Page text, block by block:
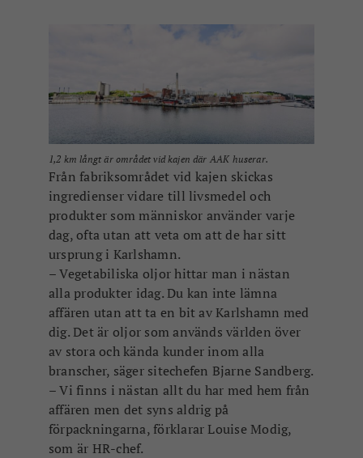
1,2 km långt är området vid kajen där AAK huserar.
Från fabriksområdet vid kajen skickas
ingredienser vidare till livsmedel och
produkter som människor använder varje
dag, ofta utan att veta om att de har sitt
ursprung i Karlshamn.
– Vegetabiliska oljor hittar man i nästan
alla produkter idag. Du kan inte lämna
affären utan att ta en bit av Karlshamn med
dig. Det är oljor som används världen över
av stora och kända kunder inom alla
branscher, säger sitechefen Bjarne Sandberg.
– Vi finns i nästan allt du har med hem från
affären men det syns aldrig på
förpackningarna, förklarar Louise Modig,
som är HR-chef.